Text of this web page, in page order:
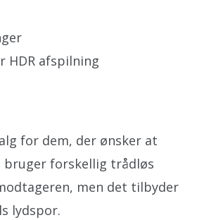
HDR afspilning
for dem, der ønsker at
bruger forskellig trådløs
men det tilbyder
lydspor.